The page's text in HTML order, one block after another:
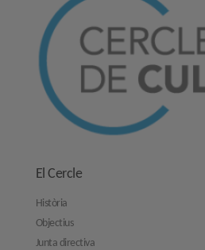
El Cercle
Història
Objectius
Junta directiva